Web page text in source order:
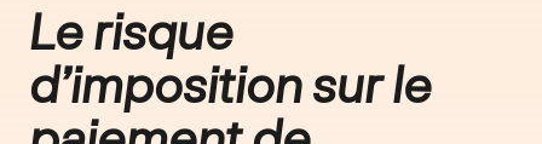
Le risque
d’imposition sur le